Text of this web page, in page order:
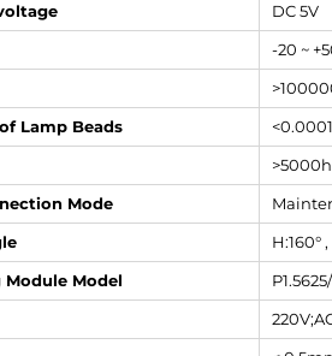
DC 5V
-20 ~
Lamp Beads
<0.0001
>5000h
Mode
H:160°
Model